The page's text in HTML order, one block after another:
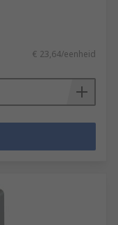
€ 23,64/eenheid